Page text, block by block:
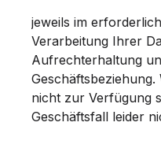
jeweils im
Verarbeitung Ihrer
Aufrechterhaltung
Geschäftsbeziehung.
nicht zur Verfügung
Geschäftsfall leider